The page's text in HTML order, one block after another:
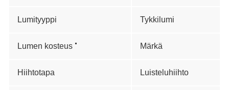
Lumityyppi Tykkilumi
Lumen kosteus Märkä
Hiihtotapa Luisteluhiihto